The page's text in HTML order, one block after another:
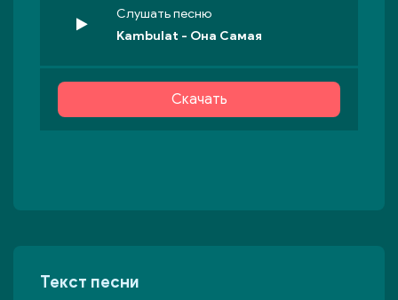
Слушать песню
Kambulat - Она Самая
Скачать
Текст песни